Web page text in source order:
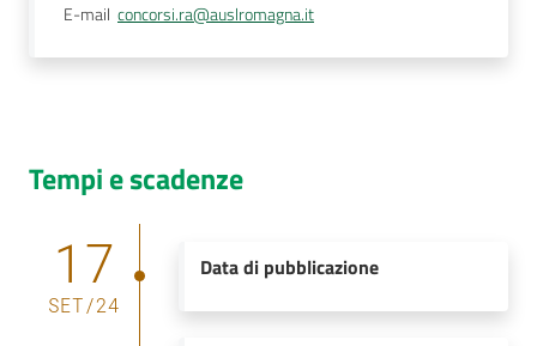
E-mail concorsi.ra@auslromagna.it
Tempi e scadenze
17
SET/24
Data di pubblicazione